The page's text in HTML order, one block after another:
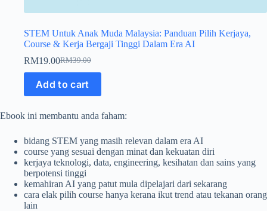
STEM Untuk Anak Muda Malaysia: Panduan Pilih Kerjaya,
Course & Kerja Bergaji Tinggi Dalam Era AI
RM39.00
Original
price
was:
RM39.00.
RM19.00Current
price
is:
RM19.00.
Add to cart
Ebook ini membantu anda faham:
bidang STEM yang masih relevan dalam era AI
course yang sesuai dengan minat dan kekuatan diri
kerjaya teknologi, data, engineering, kesihatan dan sains yang
berpotensi tinggi
kemahiran AI yang patut mula dipelajari dari sekarang
cara elak pilih course hanya kerana ikut trend atau tekanan orang
lain